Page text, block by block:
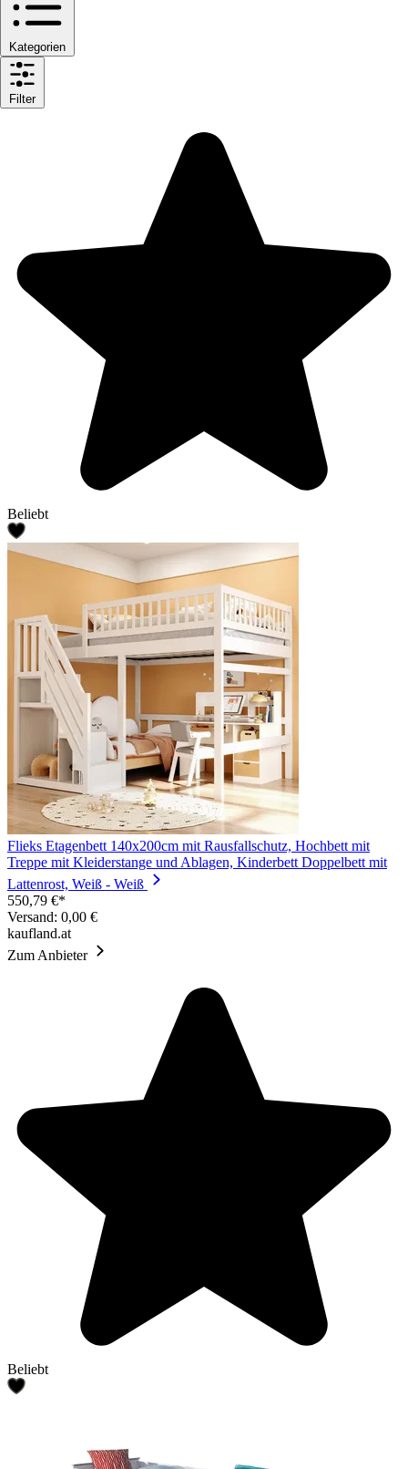
Kategorien
Filter
Beliebt
Flieks Etagenbett 140x200cm mit Rausfallschutz, Hochbett mit
Treppe mit Kleiderstange und Ablagen, Kinderbett Doppelbett mit
Lattenrost, Weiß - Weiß
550,79 €*
Versand: 0,00 €
kaufland.at
Zum Anbieter
Beliebt